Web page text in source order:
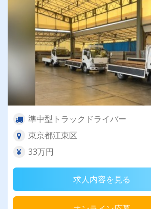
準中型トラックドライバー
東京都江東区
33万円
求人内容を見る